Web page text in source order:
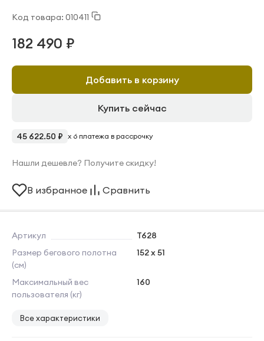
Код товара: 010411
Артикул
T628
Размер бегового полотна
(см)
152 x 51
Максимальный вес
пользователя (кг)
160
Все характеристики
182 490 ₽
Добавить в корзину
Купить сейчас
45 622.50 ₽ x 6 платежа в рассрочку
Нашли дешевле? Получите скидку!
В избранное Сравнить